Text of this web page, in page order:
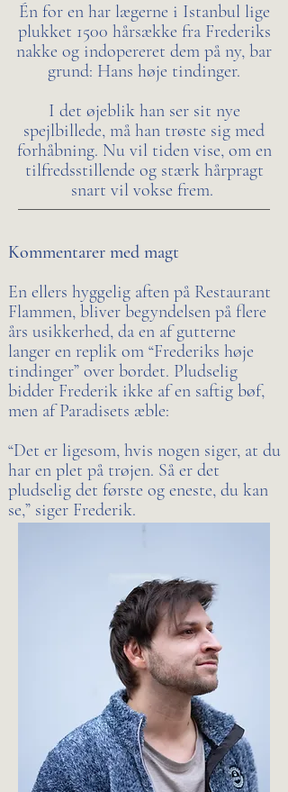
Én for en har lægerne i Istanbul lige
plukket 1500 hårsække fra Frederiks
nakke og indopereret dem på ny, bar
grund: Hans høje tindinger.
I det øjeblik han ser sit nye
spejlbillede, må han trøste sig med
forhåbning. Nu vil tiden vise, om en
tilfredsstillende og stærk hårpragt
snart vil vokse frem.
Kommentarer med magt
En ellers hyggelig aften på Restaurant
Flammen, bliver begyndelsen på flere
års usikkerhed, da en af gutterne
langer en replik om “Frederiks høje
tindinger” over bordet. Pludselig
bidder Frederik ikke af en saftig bøf,
men af Paradisets æble:
“Det er ligesom, hvis nogen siger, at du
har en plet på trøjen. Så er det
pludselig det første og eneste, du kan
se,” siger Frederik.